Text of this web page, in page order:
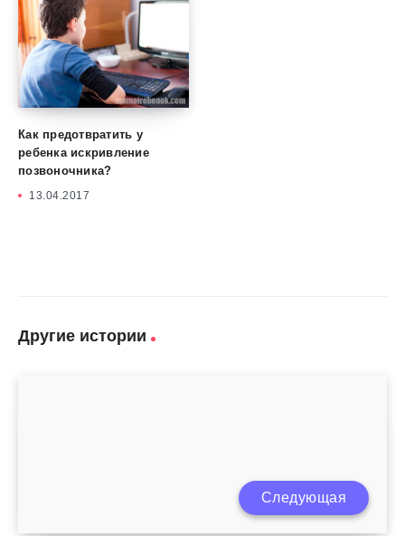
Как предотвратить у
ребенка искривление
позвоночника?
13.04.2017
Другие истории
Ребенок жалуется на боль в животе в
Следующая